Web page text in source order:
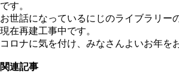
です。
お世話になっているにじのライブラリー
現在再建工事中です。
コロナに気を付け、みなさんよいお年を
関連記事